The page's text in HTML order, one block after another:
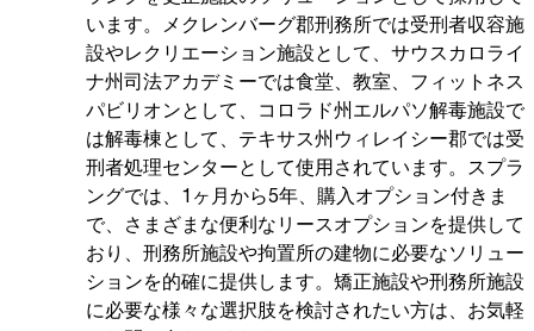
います。メクレンバーグ郡刑務所では受刑者収容施
設やレクリエーション施設として、サウスカロライ
ナ州司法アカデミーでは食堂、教室、フィットネス
パビリオンとして、コロラド州エルパソ解毒施設で
は解毒棟として、テキサス州ウィレイシー郡では受
刑者処理センターとして使用されています。スプラ
ングでは、1ヶ月から5年、購入オプション付きま
で、さまざまな便利なリースオプションを提供して
おり、刑務所施設や拘置所の建物に必要なソリュー
ションを的確に提供します。矯正施設や刑務所施設
に必要な様々な選択肢を検討されたい方は、お気軽